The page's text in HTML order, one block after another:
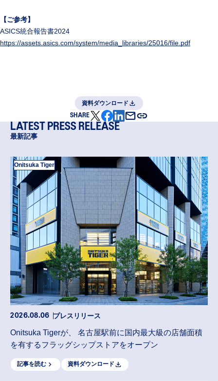
【ご参考】
ASICS統合報告書2024
https://assets.asics.com/system/media_libraries/25016/file.pdf
資料ダウンロード
SHARE
LATEST PRESS RELEASE
最新記事
Onitsuka Tiger
2026.08.06 プレスリリース
Onitsuka Tigerが、 名古屋駅前に国内最大級の店舗面積
を有するフラッグシップストアをオープン
記事を読む 資料ダウンロード